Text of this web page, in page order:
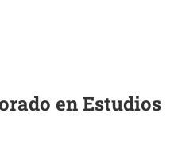
en Estudios